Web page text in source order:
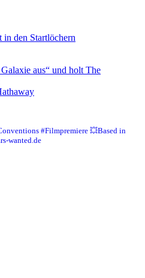
in den Startlöchern
aus“ und holt The
#Filmpremiere 💥Based in
wanted.de